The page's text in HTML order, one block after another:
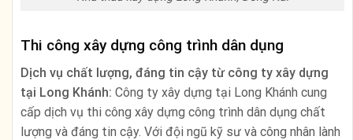
Thi công xây dựng công trình dân dụng
Dịch vụ chất lượng, đáng tin cậy từ công ty xây dựng
tại Long Khánh: Công ty xây dựng tại Long Khánh cung
cấp dịch vụ thi công xây dựng công trình dân dụng chất
lượng và đáng tin cậy. Với đội ngũ kỹ sư và công nhân lành